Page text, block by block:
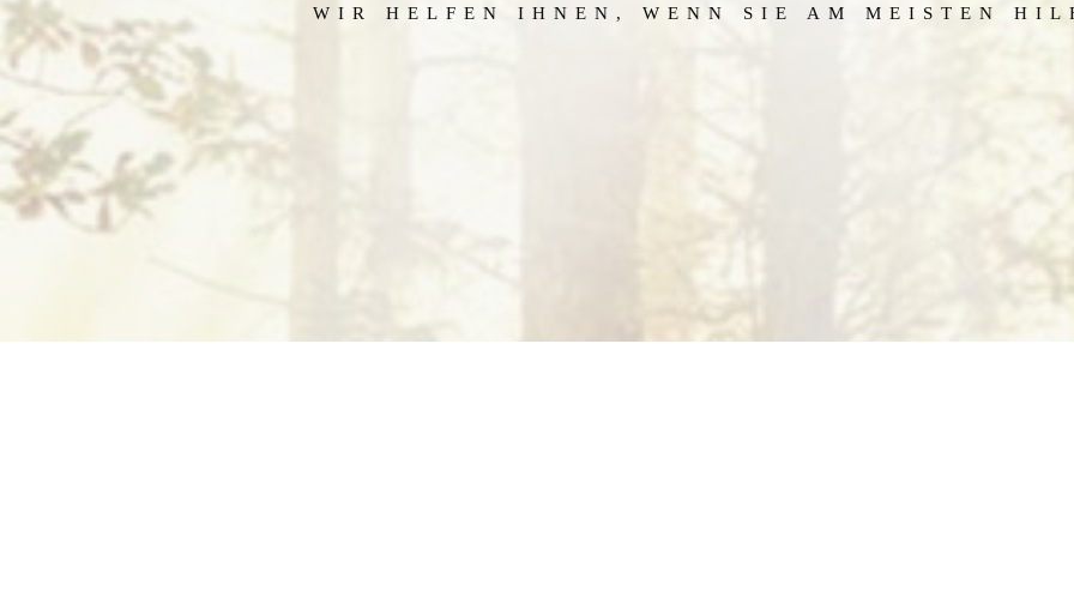
WIR HELFEN IHNEN, WENN SIE AM MEISTEN